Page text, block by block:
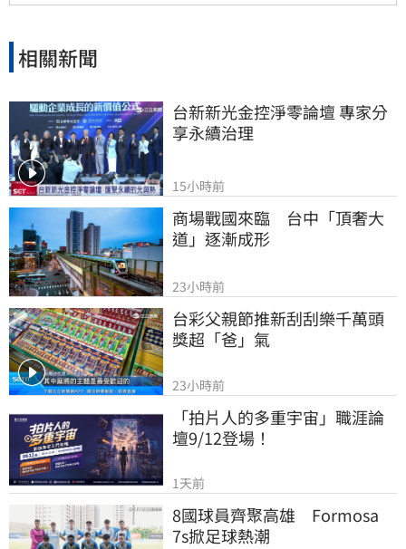
相關新聞
台新新光金控淨零論壇 專家分
享永續治理
15小時前
商場戰國來臨　台中「頂奢大
道」逐漸成形
23小時前
台彩父親節推新刮刮樂千萬頭
獎超「爸」氣
23小時前
「拍片人的多重宇宙」職涯論
壇9/12登場！
1天前
8國球員齊聚高雄　Formosa
7s掀足球熱潮